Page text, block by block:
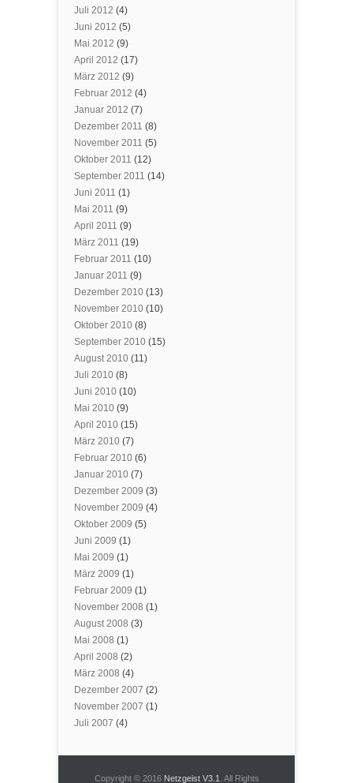
Juli 2012 (4)
Juni 2012 (5)
Mai 2012 (9)
April 2012 (17)
März 2012 (9)
Februar 2012 (4)
Januar 2012 (7)
Dezember 2011 (8)
November 2011 (5)
Oktober 2011 (12)
September 2011 (14)
Juni 2011 (1)
Mai 2011 (9)
April 2011 (9)
März 2011 (19)
Februar 2011 (10)
Januar 2011 (9)
Dezember 2010 (13)
November 2010 (10)
Oktober 2010 (8)
September 2010 (15)
August 2010 (11)
Juli 2010 (8)
Juni 2010 (10)
Mai 2010 (9)
April 2010 (15)
März 2010 (7)
Februar 2010 (6)
Januar 2010 (7)
Dezember 2009 (3)
November 2009 (4)
Oktober 2009 (5)
Juni 2009 (1)
Mai 2009 (1)
März 2009 (1)
Februar 2009 (1)
November 2008 (1)
August 2008 (3)
Mai 2008 (1)
April 2008 (2)
März 2008 (4)
Dezember 2007 (2)
November 2007 (1)
Juli 2007 (4)
Copyright © 2016 Netzgeist V3.1 . All Rights